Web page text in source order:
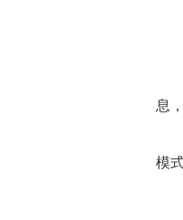
直
无
和
本
息
华
届
模
6